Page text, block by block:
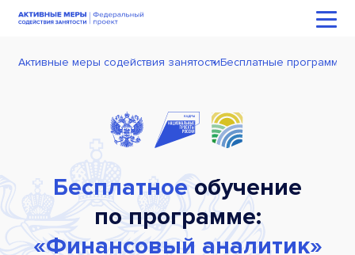
Активные меры содействия занятостиБесплатные программы
Бесплатноеобучение
по программе:
«Финансовый аналитик»